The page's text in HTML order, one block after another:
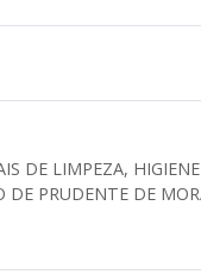
DE LIMPEZA,
DE PRUDENTE DE